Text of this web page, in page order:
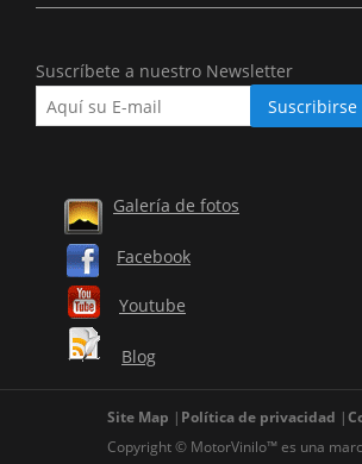
Suscríbete a nuestro Newsletter
Galería de fotos
Facebook
Youtube
Blog
Site Map Política de privacidad
Copyright © MotorVinilo™ es una